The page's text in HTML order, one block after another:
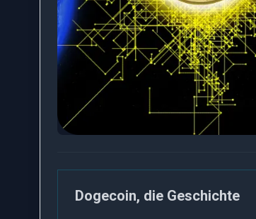
Dogecoin, die Geschichte